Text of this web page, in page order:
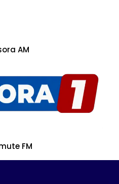
AM
FM